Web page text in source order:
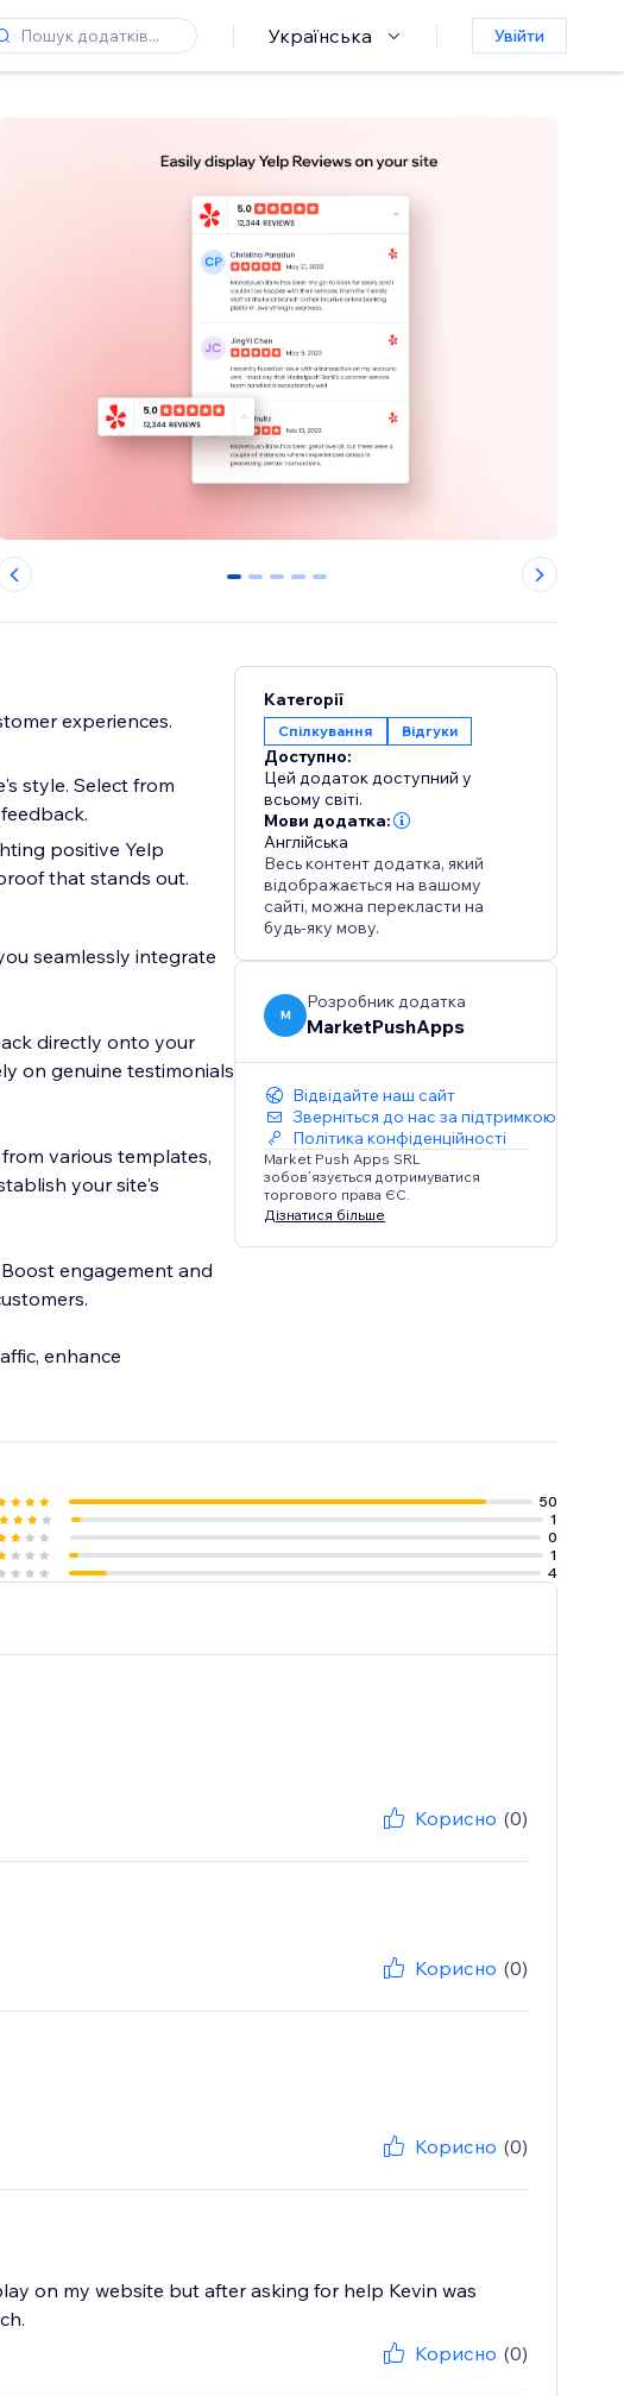
Українська Увійти
0 1 2 3 4
experiences.
style. Select from
positive Yelp
that stands out.
seamlessly integrate
directly onto your
on genuine testimonials
various templates,
your site's
engagement and
enhance
Категорії
Спілкування Відгуки
Доступно:
Цей додаток доступний у
всьому світі.
Мови додатка:
Англійська
Весь контент додатка, який
відображається на вашому
сайті, можна перекласти на
будь-яку мову.
M
Розробник додатка
MarketPushApps
Відвідайте наш сайт
Зверніться до нас за підтримкою
Політика конфіденційності
Market Push Apps SRL
зобов’язується дотримуватися
торгового права ЄС.
Дізнатися більше
50
1
0
1
4
Корисно (0)
Корисно (0)
Корисно (0)
on my website but after asking for help Kevin was
Корисно (0)